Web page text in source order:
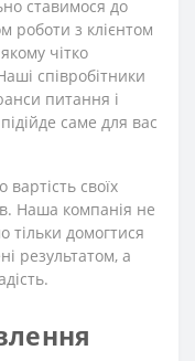
ставимося до
роботи з клієнтом
чітко
співробітники
питання і
саме для вас
своїх
Наша компанія не
домогтися
результатом, а